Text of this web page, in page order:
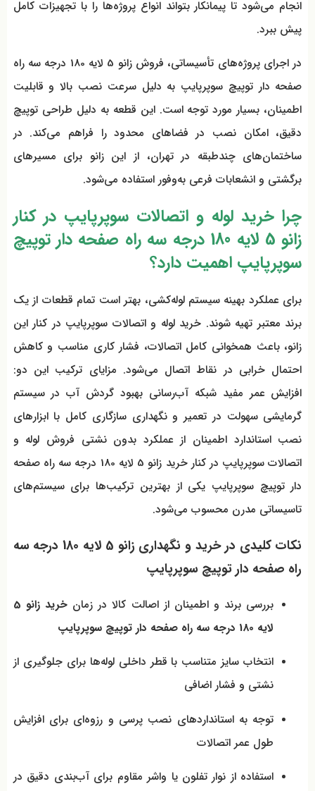
انجام می‌شود تا پیمانکار بتواند انواع پروژه‌ها را با تجهیزات کامل
پیش ببرد.
در اجرای پروژه‌های تأسیساتی، فروش زانو 5 لایه 180 درجه سه راه
صفحه دار توپیچ سوپرپایپ به دلیل سرعت نصب بالا و قابلیت
اطمینان، بسیار مورد توجه است. این قطعه به دلیل طراحی توپیچ
دقیق، امکان نصب در فضاهای محدود را فراهم می‌کند. در
ساختمان‌های چندطبقه در تهران، از این زانو برای مسیرهای
برگشتی و انشعابات فرعی به‌وفور استفاده می‌شود.
چرا خرید لوله و اتصالات سوپرپایپ در کنار
زانو 5 لایه 180 درجه سه راه صفحه دار توپیچ
سوپرپایپ اهمیت دارد؟
برای عملکرد بهینه سیستم لوله‌کشی، بهتر است تمام قطعات از یک
برند معتبر تهیه شوند. خرید لوله و اتصالات سوپرپایپ در کنار این
زانو، باعث همخوانی کامل اتصالات، فشار کاری مناسب و کاهش
احتمال خرابی در نقاط اتصال می‌شود. مزایای ترکیب این دو:
افزایش عمر مفید شبکه آب‌رسانی بهبود گردش آب در سیستم
گرمایشی سهولت در تعمیر و نگهداری سازگاری کامل با ابزارهای
نصب استاندارد اطمینان از عملکرد بدون نشتی فروش لوله و
اتصالات سوپرپایپ در کنار خرید زانو 5 لایه 180 درجه سه راه صفحه
دار توپیچ سوپرپایپ یکی از بهترین ترکیب‌ها برای سیستم‌های
تاسیساتی مدرن محسوب می‌شود.
نکات کلیدی در خرید و نگهداری زانو 5 لایه 180 درجه سه
راه صفحه دار توپیچ سوپرپایپ
بررسی برند و اطمینان از اصالت کالا در زمان
خرید زانو 5
لایه 180 درجه سه راه صفحه دار توپیچ سوپرپایپ
انتخاب سایز متناسب با قطر داخلی لوله‌ها برای جلوگیری از
نشتی و فشار اضافی
توجه به استانداردهای نصب پرسی و رزوه‌ای برای افزایش
طول عمر اتصالات
استفاده از نوار تفلون یا واشر مقاوم برای آب‌بندی دقیق در